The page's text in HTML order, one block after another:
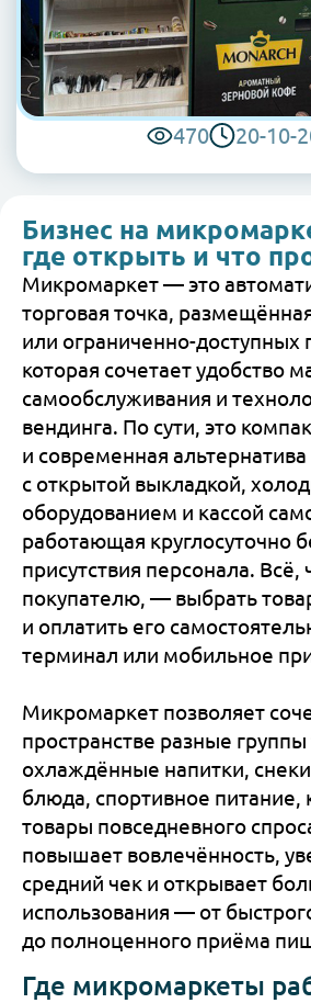
Бизнес на
где открыть и что
Микромаркет — это
торговая точка,
или ограниченно-доступных
которая сочетает удобство
самообслуживания и
вендинга. По сути, это
и современная
с открытой выкладкой,
оборудованием и кассой
работающая круглосуточно
присутствия персонала. Всё,
покупателю, — выбрать
и оплатить его
терминал или мобильное
Микромаркет позволяет
пространстве разные группы
охлаждённые напитки,
блюда, спортивное питание,
товары повседневного
повышает вовлечённость,
средний чек и открывает
использования — от
до полноценного приёма
Где микромаркеты
470 20-10-